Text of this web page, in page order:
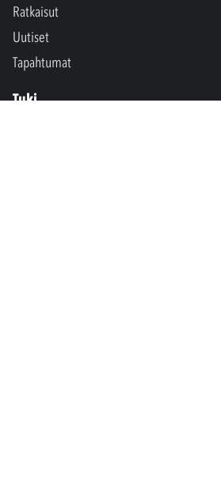
Ratkaisut
Uutiset
Tapahtumat
Tuki